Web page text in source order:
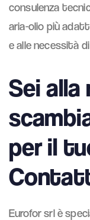
consulenza
aria-olio più
e alle necessità
Sei alla
per il
Eurofor srl è